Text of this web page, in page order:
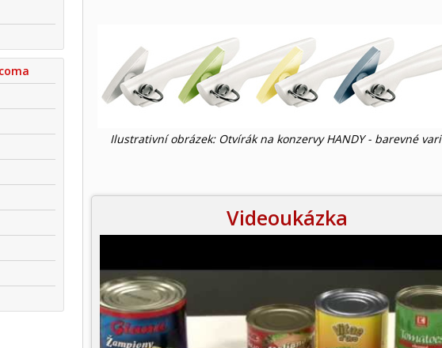
Ilustrativní obrázek: Otvírák na konzervy HANDY - barevné
Videoukázka